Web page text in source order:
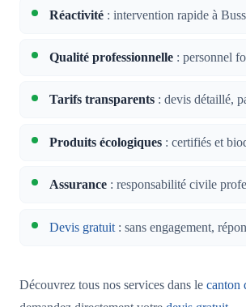
Réactivité : intervention rapide à
Qualité professionnelle : personnel
Tarifs transparents : devis détaillé,
Produits écologiques : certifiés et
Assurance : responsabilité civile
Devis gratuit : sans engagement,
Découvrez tous nos services dans le canton